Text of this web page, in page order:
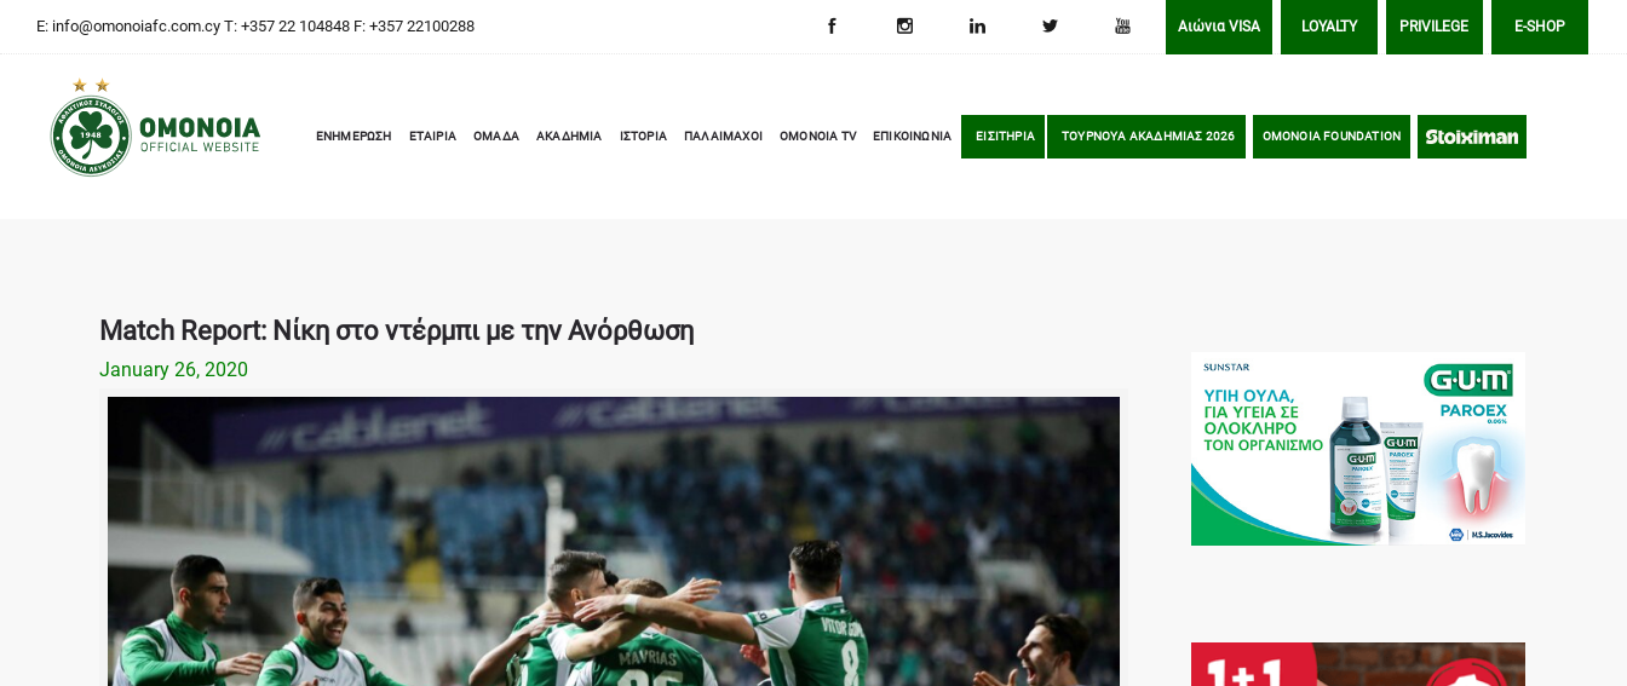
E: info@omonoiafc.com.cy T: +357 22 104848 F: +357 22100288 Αιώνια VISA LOYALTY PRIVILEGE E-SHOP
ΕΝΗΜΕΡΩΣΗ ΕΤΑΙΡΙΑ ΟΜΑΔΑ ΑΚΑΔΗΜΙΑ ΙΣΤΟΡΙΑ ΠΑΛΑΙΜΑΧΟΙ OMONOIA TV ΕΠΙΚΟΙΝΩΝΙΑ ΕΙΣΙΤΗΡΙΑ ΤΟΥΡΝΟΥΑ ΑΚΑΔΗΜΙΑΣ 2026 OMONOIA FOUNDATION STOIXIMAN
Match Report: Νίκη στο ντέρμπι με την Ανόρθωση
January 26, 2020